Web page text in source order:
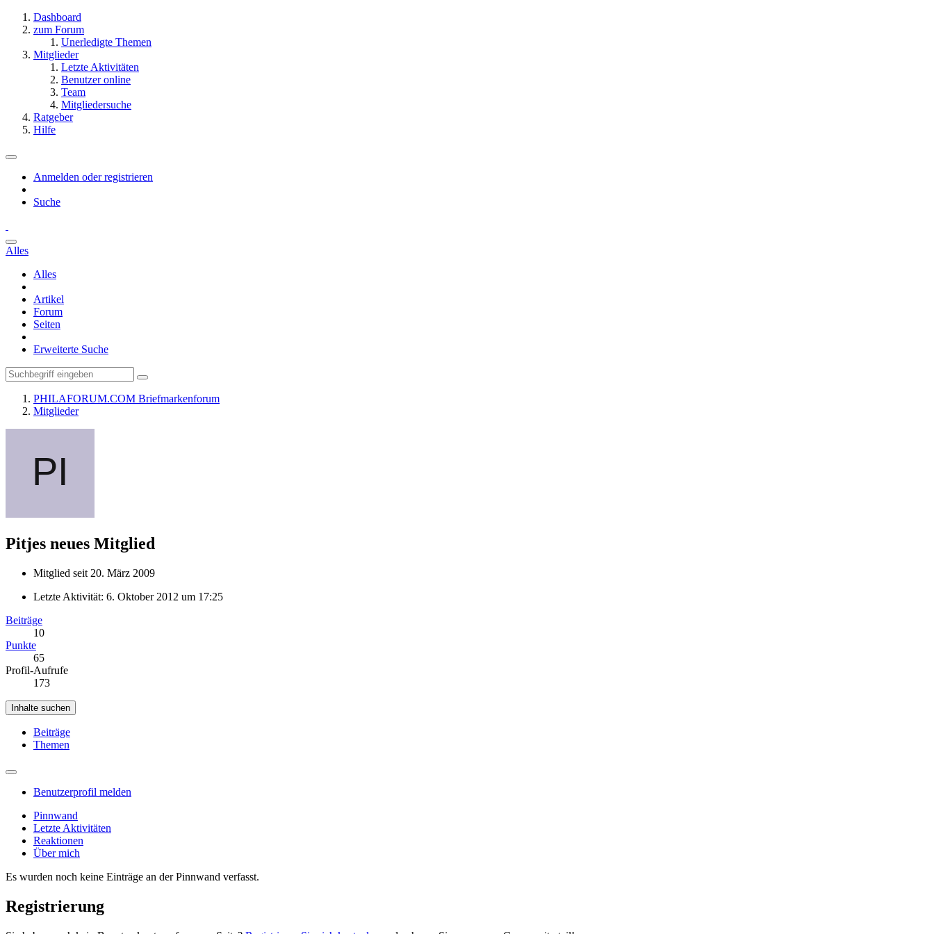
Dashboard
zum Forum
Unerledigte Themen
Mitglieder
Letzte Aktivitäten
Benutzer online
Team
Mitgliedersuche
Ratgeber
Hilfe
Anmelden oder registrieren
Suche
Alles
Alles
Artikel
Forum
Seiten
Erweiterte Suche
PHILAFORUM.COM Briefmarkenforum
Mitglieder
Pitjes neues Mitglied
Mitglied seit 20. März 2009
Letzte Aktivität: 6. Oktober 2012 um 17:25
Beiträge
10
Punkte
65
Profil-Aufrufe
173
Inhalte suchen
Beiträge
Themen
Benutzerprofil melden
Pinnwand
Letzte Aktivitäten
Reaktionen
Über mich
Es wurden noch keine Einträge an der Pinnwand verfasst.
Registrierung